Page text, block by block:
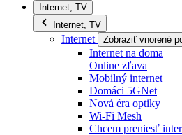
Internet, TV
Internet, TV
Internet Zobraziť vnorené
Internet na doma
Online zľava
Mobilný internet
Domáci 5GNet
Nová éra optiky
Wi-Fi Mesh
Chcem preniesť